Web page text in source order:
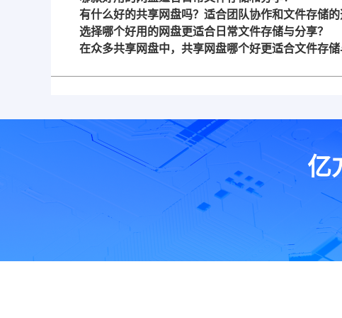
有什么好的共享网盘吗？适合团队协作和文件存储的
选择哪个好用的网盘更适合日常文件存储与分享？
在众多共享网盘中，共享网盘哪个好更适合文件存储
亿